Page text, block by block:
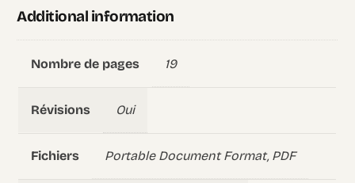
Additional information
Nombre de pages 19
Révisions Oui
Fichiers Portable Document Format, PDF